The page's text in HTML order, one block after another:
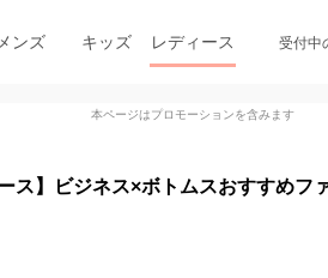
メンズ キッズ レディース 受付中
本ページはプロモーションを含みます
ース】ビジネス×ボトムスおすすめフ